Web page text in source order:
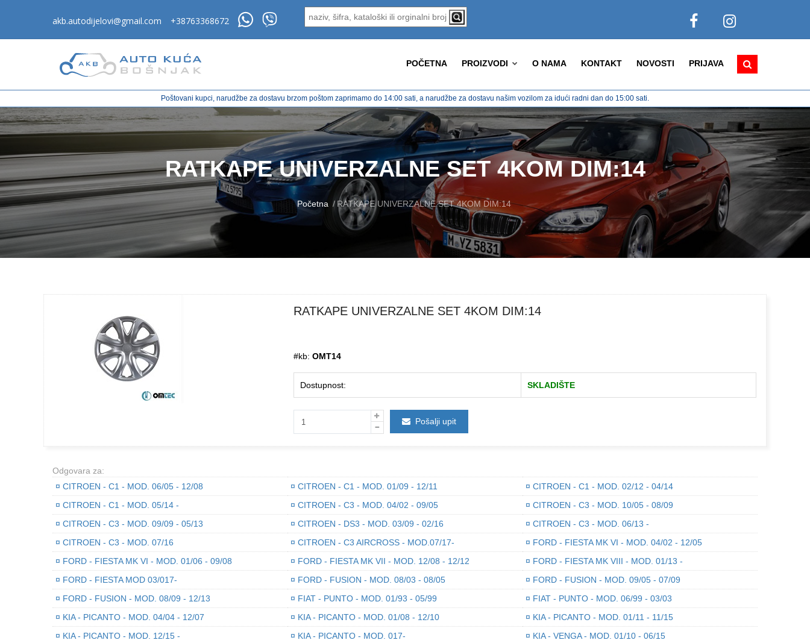
akb.autodijelovi@gmail.com +38763368672
POČETNA PROIZVODI O NAMA KONTAKT NOVOSTI PRIJAVA
Poštovani kupci, narudžbe za dostavu brzom poštom zaprimamo do 14:00 sati, a narudžbe za dostavu našim vozilom za idući radni dan do 15:00 sati.
RATKAPE UNIVERZALNE SET 4KOM DIM:14
Početna RATKAPE UNIVERZALNE SET 4KOM DIM:14
RATKAPE UNIVERZALNE SET 4KOM DIM:14
#kb:OMT14
Dostupnost: SKLADIŠTE
Pošalji upit
Odgovara za:
¤ CITROEN - C1 - MOD. 06/05 - 12/08 ¤ CITROEN - C1 - MOD. 01/09 - 12/11 ¤ CITROEN - C1 - MOD. 02/12 - 04/14
¤ CITROEN - C1 - MOD. 05/14 - ¤ CITROEN - C3 - MOD. 04/02 - 09/05 ¤ CITROEN - C3 - MOD. 10/05 - 08/09
¤ CITROEN - C3 - MOD. 09/09 - 05/13 ¤ CITROEN - DS3 - MOD. 03/09 - 02/16 ¤ CITROEN - C3 - MOD. 06/13 -
¤ CITROEN - C3 - MOD. 07/16 ¤ CITROEN - C3 AIRCROSS - MOD.07/17- ¤ FORD - FIESTA MK VI - MOD. 04/02 - 12/05
¤ FORD - FIESTA MK VI - MOD. 01/06 - 09/08 ¤ FORD - FIESTA MK VII - MOD. 12/08 - 12/12 ¤ FORD - FIESTA MK VIII - MOD. 01/13 -
¤ FORD - FIESTA MOD 03/017- ¤ FORD - FUSION - MOD. 08/03 - 08/05 ¤ FORD - FUSION - MOD. 09/05 - 07/09
¤ FORD - FUSION - MOD. 08/09 - 12/13 ¤ FIAT - PUNTO - MOD. 01/93 - 05/99 ¤ FIAT - PUNTO - MOD. 06/99 - 03/03
¤ KIA - PICANTO - MOD. 04/04 - 12/07 ¤ KIA - PICANTO - MOD. 01/08 - 12/10 ¤ KIA - PICANTO - MOD. 01/11 - 11/15
¤ KIA - PICANTO - MOD. 12/15 - ¤ KIA - PICANTO - MOD. 017- ¤ KIA - VENGA - MOD. 01/10 - 06/15